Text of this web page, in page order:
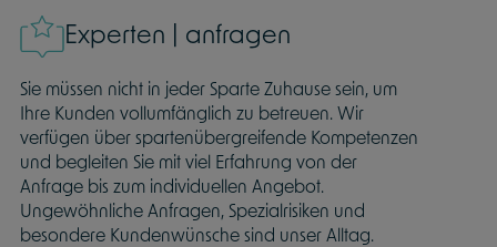
Experten | anfragen
Sie müssen nicht in jeder Sparte Zuhause sein, um
Ihre Kunden vollumfänglich zu betreuen. Wir
verfügen über spartenübergreifende Kompetenzen
und begleiten Sie mit viel Erfahrung von der
Anfrage bis zum individuellen Angebot.
Ungewöhnliche Anfragen, Spezialrisiken und
besondere Kundenwünsche sind unser Alltag.